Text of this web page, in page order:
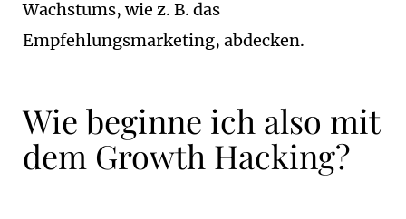
Wachstums, wie z. B. das
Empfehlungsmarketing, abdecken.
Wie beginne ich also mit
dem Growth Hacking?